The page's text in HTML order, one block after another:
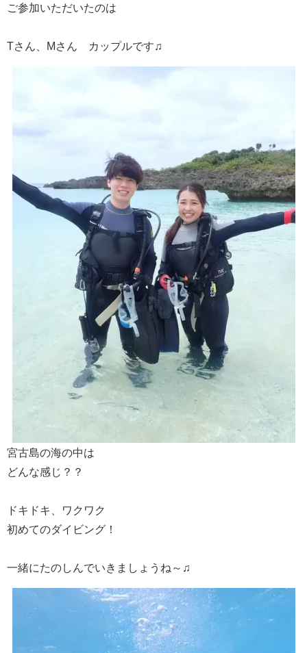
ご参加いただいたのは
Tさん、Mさん カップルです♫
宮古島の海の中は
どんな感じ？？
ドキドキ、ワクワク
初めてのダイビング！
一緒にたのしんでいきましょうね～♫